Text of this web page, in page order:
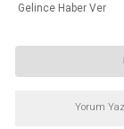
Gelince Haber Ver
Yorum Yaz